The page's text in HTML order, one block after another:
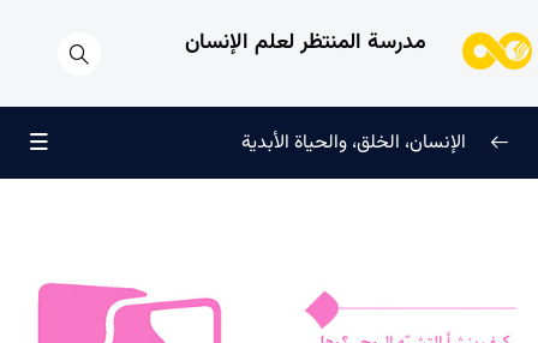
مدرسة المنتظر لعلم الإنسان
لماذا خُلقنا؟
الإنسان، الخلق، والحياة الأبدية